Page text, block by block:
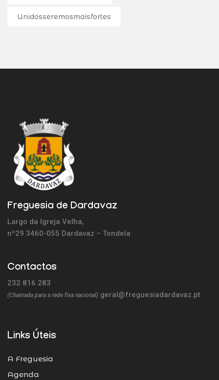
Unidosseremosmaisfortes
Freguesia de Dardavaz
Largo da Igreja Velha,
nº29 3460-055 Dardavaz – Tondela
Contactos
232 816 283
(Chamada para a rede fixa nacional) geral@freguesiadardavaz.pt
Links Úteis
A Freguesia
Agenda